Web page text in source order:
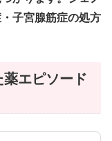
子宮腺筋症の処方
エピソード